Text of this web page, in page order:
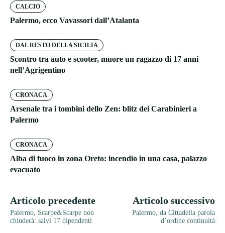
CALCIO
Palermo, ecco Vavassori dall’Atalanta
DAL RESTO DELLA SICILIA
Scontro tra auto e scooter, muore un ragazzo di 17 anni
nell’Agrigentino
CRONACA
Arsenale tra i tombini dello Zen: blitz dei Carabinieri a
Palermo
CRONACA
Alba di fuoco in zona Oreto: incendio in una casa, palazzo
evacuato
Articolo precedente
Palermo, Scarpe&Scarpe non
chiuderà: salvi 17 dipendenti
Articolo successivo
Palermo, da Cittadella parola
d’ordine continuità